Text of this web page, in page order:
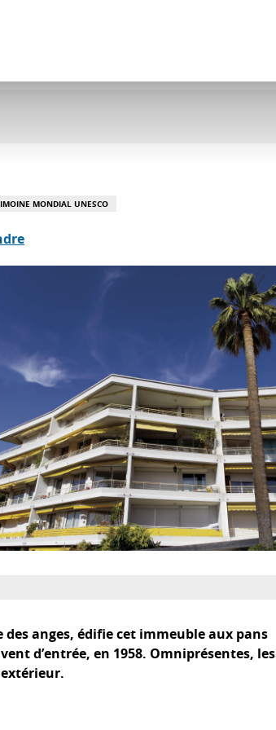
MONDIAL UNESCO
anges, édifie cet immeuble aux pans
d’entrée, en 1958. Omniprésentes, les